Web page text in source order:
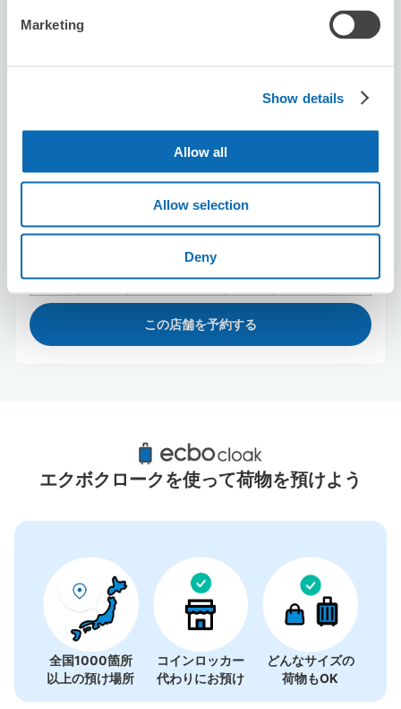
Marketing
Show details
Allow all
Allow selection
Deny
伊勢原駅から徒歩3分
本日の営業時間
バッグサイズ:3
空き時間
8/11火
この店舗を予約する
東海大学前駅周辺のおすすめコインロッカー
1件
エクボクロークを使って荷物を預けよう
全国1000箇所
以上の預け場所
コインロッカー
代わりにお預け
どんなサイズの
荷物もOK